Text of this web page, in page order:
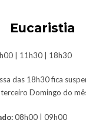
Eucaristia
| 11h30 | 18h30
das 18h30 fica
Domingo do
08h00 | 09h00